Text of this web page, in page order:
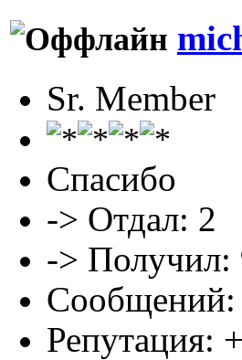
Sr. Member
Спасибо
-> Отдал: 2
-> Получил:
Сообщений:
Репутация: